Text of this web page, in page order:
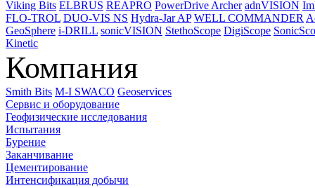
Viking Bits ELBRUS REAPRO PowerDrive Archer adnVISION
FLO-TROL DUO-VIS NS Hydra-Jar AP WELL COMMANDER
GeoSphere i-DRILL sonicVISION StethoScope DigiScope
Kinetic
Компания
Smith Bits M-I SWACO Geoservices
Сервис и оборудование
Геофизические исследования
Испытания
Бурение
Заканчивание
Цементирование
Интенсификация добычи